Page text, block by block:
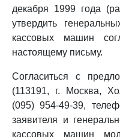
декабря 1999 года
утвердить
кассовых машин
настоящему письму.
Согласиться с
(113191, г. Москва,
(095) 954-49-39,
заявителя и
кассовых машин